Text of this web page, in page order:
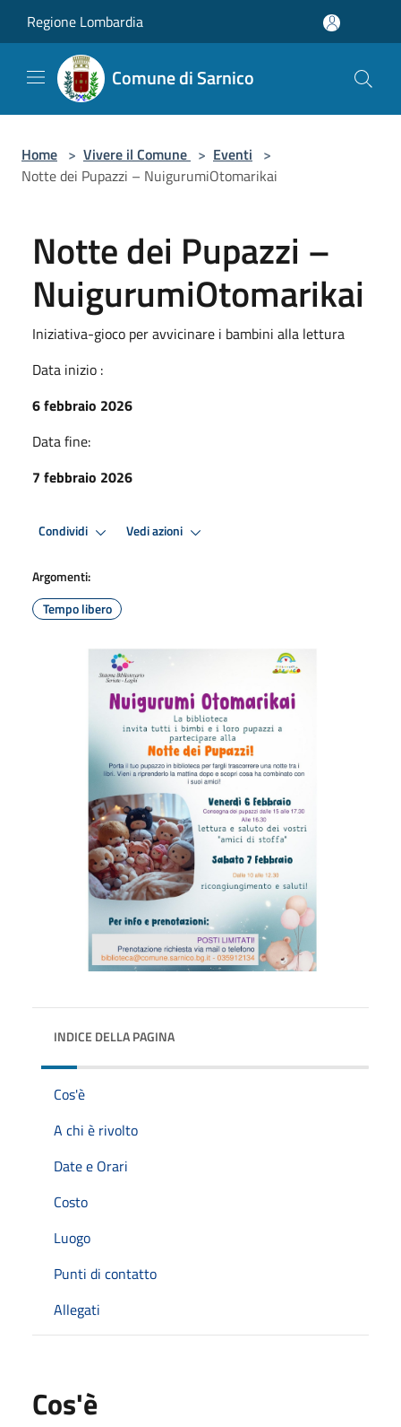
Regione Lombardia
Comune di Sarnico
Home > Vivere il Comune > Eventi >
Notte dei Pupazzi – NuigurumiOtomarikai
Notte dei Pupazzi –
NuigurumiOtomarikai
Iniziativa-gioco per avvicinare i bambini alla lettura
Data inizio :
6 febbraio 2026
Data fine:
7 febbraio 2026
Condividi Vedi azioni
Argomenti:
Tempo libero
INDICE DELLA PAGINA
Cos'è
A chi è rivolto
Date e Orari
Costo
Luogo
Punti di contatto
Allegati
Cos'è